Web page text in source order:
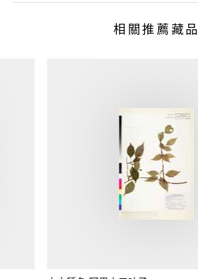
相關推薦藏品